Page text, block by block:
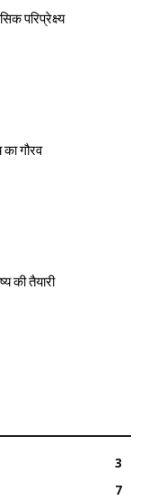
परिप्रेक्ष्य
का गौरव
की तैयारी
3
7